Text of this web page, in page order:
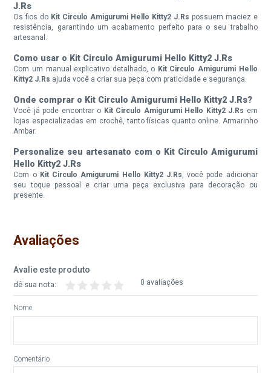
J.Rs
Os fios do Kit Circulo Amigurumi Hello Kitty2 J.Rs possuem maciez e
resistência, garantindo um acabamento perfeito para o seu trabalho
artesanal.
Como usar o Kit Circulo Amigurumi Hello Kitty2 J.Rs
Com um manual explicativo detalhado, o Kit Circulo Amigurumi Hello
Kitty2 J.Rs ajuda você a criar sua peça com praticidade e segurança.
Onde comprar o Kit Circulo Amigurumi Hello Kitty2 J.Rs?
Você já pode encontrar o Kit Circulo Amigurumi Hello Kitty2 J.Rs em
lojas especializadas em crochê, tanto físicas quanto online. Armarinho
Ambar.
Personalize seu artesanato com o Kit Circulo Amigurumi
Hello Kitty2 J.Rs
Com o Kit Circulo Amigurumi Hello Kitty2 J.Rs , você pode adicionar
seu toque pessoal e criar uma peça exclusiva para decoração ou
presente.
Avaliações
Avalie este produto
0 avaliações
dê sua nota:
Nome
Comentário